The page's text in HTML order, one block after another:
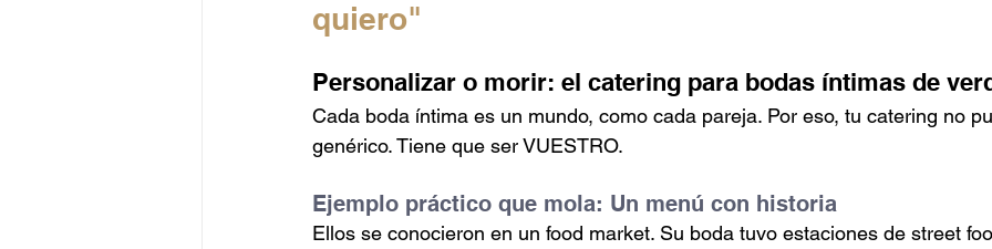
quiero"
Personalizar o morir: el catering para bodas íntimas de
Cada boda íntima es un mundo, como cada pareja. Por eso, tu catering no
genérico. Tiene que ser VUESTRO.
Ejemplo práctico que mola: Un menú con historia
Ellos se conocieron en un food market. Su boda tuvo estaciones de street